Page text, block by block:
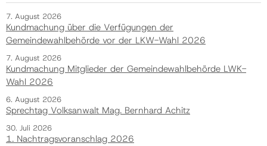
7. August 2026
Kundmachung über die Verfügungen der
Gemeindewahlbehörde vor der LKW-Wahl 2026
7. August 2026
Kundmachung Mitglieder der Gemeindewahlbehörde LWK-
Wahl 2026
6. August 2026
Sprechtag Volksanwalt Mag. Bernhard Achitz
30. Juli 2026
1. Nachtragsvoranschlag 2026